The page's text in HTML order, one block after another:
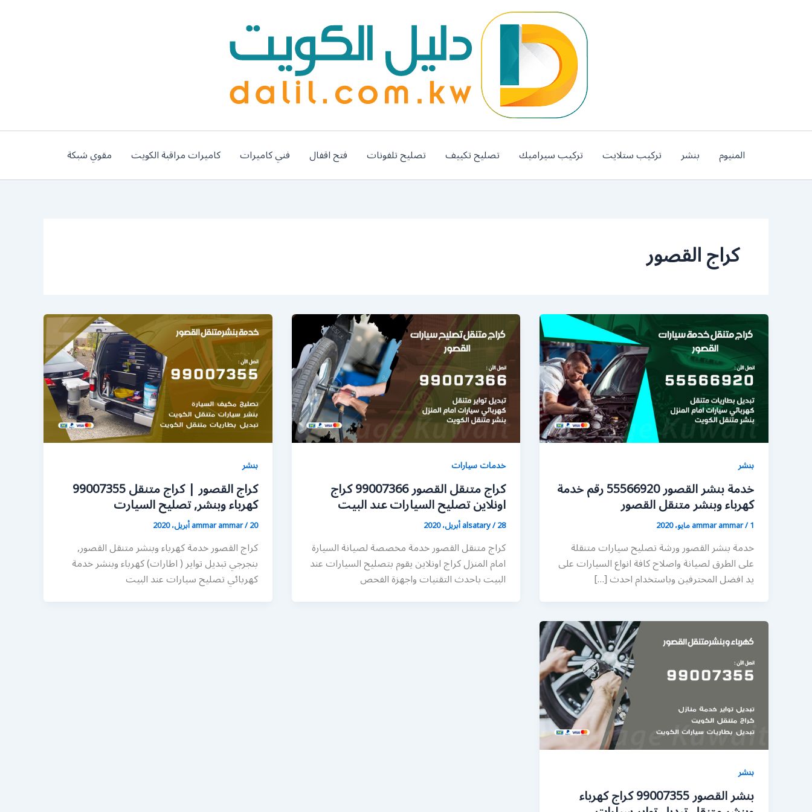
المنيوم بنشر تركيب ستلايت تركيب سيراميك تصليح تكييف تصليح تلفونات فتح اقفال فني كاميرات كاميرات مراقبة الكويت مقوي شبكة
كراج القصور
بنشر
خدمة بنشر القصور 55566920 رقم خدمة
كهرباء وبنشر متنقل القصور
ammar ammar/1 مايو، 2020
خدمة بنشر القصور ورشة تصليح سيارات متنقلة
على الطرق لصيانة واصلاح كافة انواع السيارات على
يد افضل المحترفين وباستخدام احدث […]
خدمات سيارات
كراج متنقل القصور 99007366 كراج
اونلاين تصليح السيارات عند البيت
alsatary/28 أبريل، 2020
كراج متنقل القصور خدمة مخصصة لصيانة السيارة
امام المنزل كراج اونلاين يقوم بتصليح السيارات عند
البيت باحدث التقنيات واجهزة الفحص
بنشر
كراج القصور | كراج متنقل 99007355
كهرباء وبنشر, تصليح السيارت
ammar ammar/20 أبريل، 2020
كراج القصور خدمة كهرباء وبنشر متنقل القصور,
بنجرجي تبديل تواير ( اطارات) كهرباء وبنشر خدمة
كهربائي تصليح سيارات عند البيت
بنشر
بنشر القصور 99007355 كراج كهرباء